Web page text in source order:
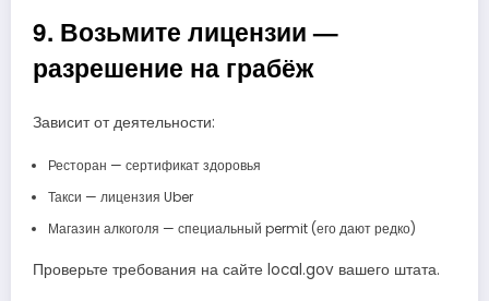
9. Возьмите лицензии —
разрешение на грабёж
Зависит от деятельности:
Ресторан — сертификат здоровья
Такси — лицензия Uber
Магазин алкоголя — специальный permit (его дают редко)
Проверьте требования на сайте local.gov вашего штата.